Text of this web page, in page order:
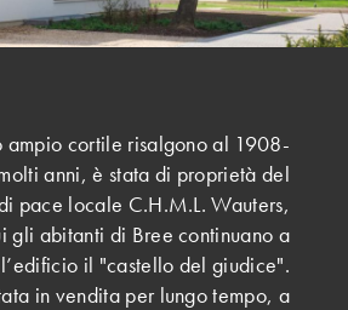
ampio cortile risalgono al 1908-
anni, è stata di proprietà del
pace locale C.H.M.L. Wauters,
gli abitanti di Bree continuano a
il "castello del giudice".
in vendita per lungo tempo, a